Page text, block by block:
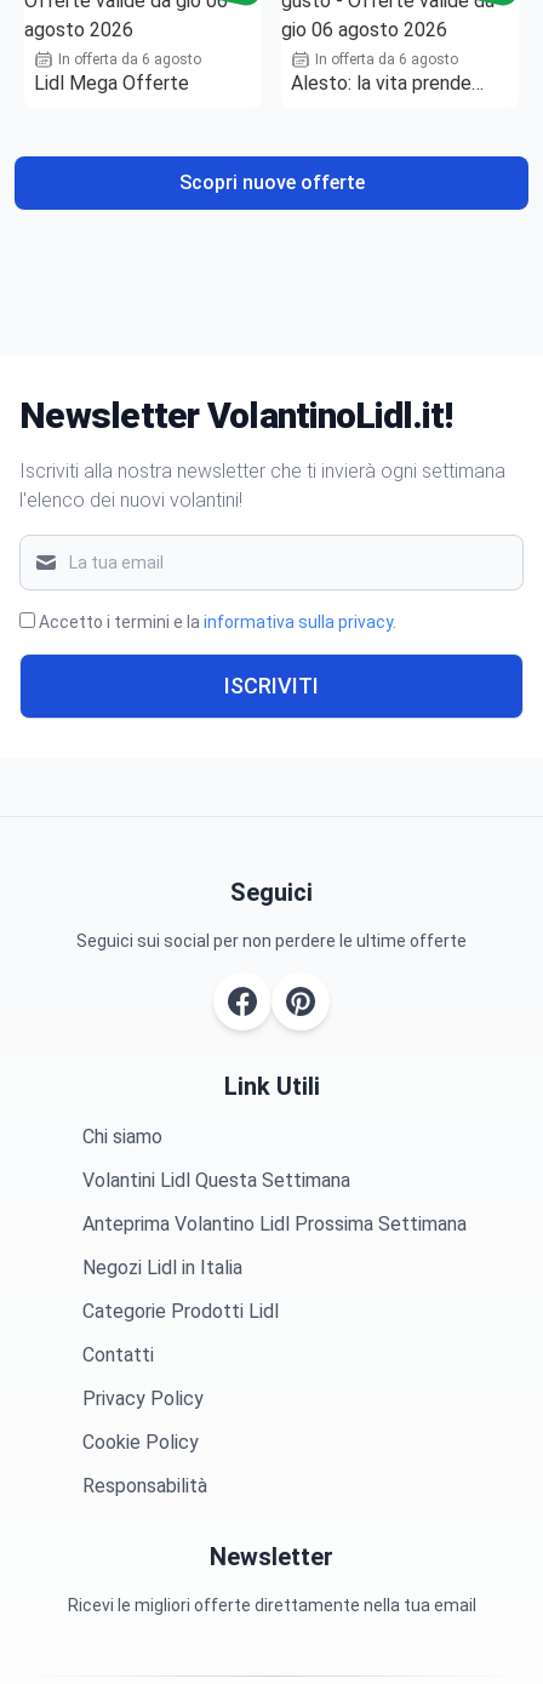
In offerta da 6 agosto
Lidl Mega Offerte
In offerta da 6 agosto
Alesto: la vita prende
Scopri nuove offerte
Newsletter VolantinoLidl.it!
Iscriviti alla nostra newsletter che ti invierà ogni settimana
l'elenco dei nuovi volantini!
Accetto i termini e la informativa sulla privacy.
ISCRIVITI
Seguici
Seguici sui social per non perdere le ultime offerte
Link Utili
Chi siamo
Volantini Lidl Questa Settimana
Anteprima Volantino Lidl Prossima Settimana
Negozi Lidl in Italia
Categorie Prodotti Lidl
Contatti
Privacy Policy
Cookie Policy
Responsabilità
Newsletter
Ricevi le migliori offerte direttamente nella tua email